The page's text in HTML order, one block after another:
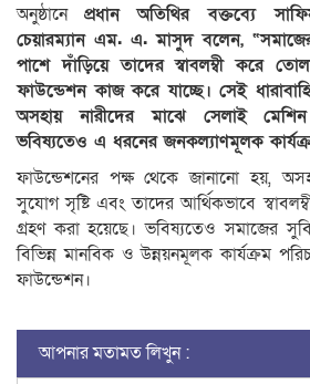
অনুষ্ঠানে প্রধান অতিথির বক্তব্যে
চেয়ারম্যান এম. এ. মাসুদ বলেন,
পাশে দাঁড়িয়ে তাদের স্বাবলম্বী করে
ফাউন্ডেশন কাজ করে যাচ্ছে। সেই
অসহায় নারীদের মাঝে সেলাই
ভবিষ্যতেও এ ধরনের জনকল্যাণমূলক
ফাউন্ডেশনের পক্ষ থেকে জানানো হয়,
সুযোগ সৃষ্টি এবং তাদের আর্থিকভাবে
গ্রহণ করা হয়েছে। ভবিষ্যতেও সমাজের
বিভিন্ন মানবিক ও উন্নয়নমূলক কার্যক্রম
ফাউন্ডেশন।
আপনার মতামত লিখুন :